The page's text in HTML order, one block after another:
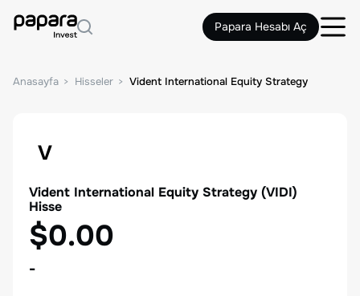
Papara Hesabı Aç
Anasayfa Hisseler Vident International Equity Strategy
V
Vident International Equity Strategy (VIDI)
Hisse
$0.00
-